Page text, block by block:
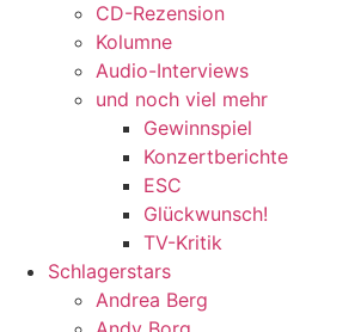
CD-Rezension
Kolumne
Audio-Interviews
und noch viel mehr
Gewinnspiel
Konzertberichte
ESC
Glückwunsch!
TV-Kritik
Schlagerstars
Andrea Berg